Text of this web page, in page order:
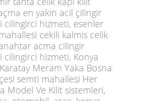
en yakin acil çilingir
cilingirci hizmeti, esenler
cekili kalmis celik
acma cilingir
cilingirci hizmeti, Konya
Meram Yaka Bosna
semti mahallesi Her
Model Ve Kilit sistemleri,